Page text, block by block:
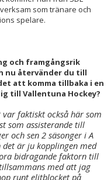
som tränare och
spelare.
och framgångsrik
nu återvänder du till
att komma tillbaka i en
till Vallentuna Hockey?
faktiskt också här som
som assisterande till
och sen 2 säsonger i A
är ju kopplingen med
bidragande faktorn till
med att jag
runt elitblocket på